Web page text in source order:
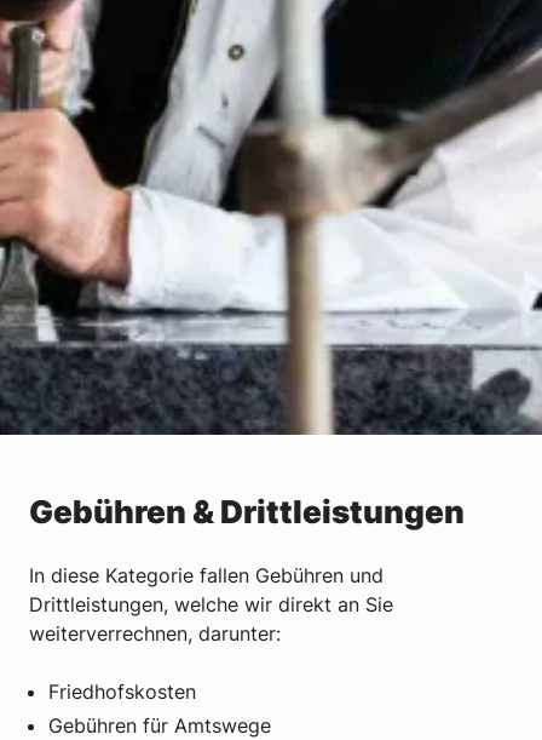
Gebühren & Drittleistungen
In diese Kategorie fallen Gebühren und
Drittleistungen, welche wir direkt an Sie
weiterverrechnen, darunter:
Friedhofskosten
Gebühren für Amtswege